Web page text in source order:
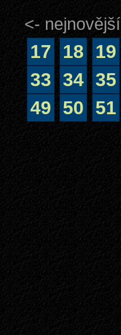
<- nejnovější
17
18 19
33 34 35
49
50 51